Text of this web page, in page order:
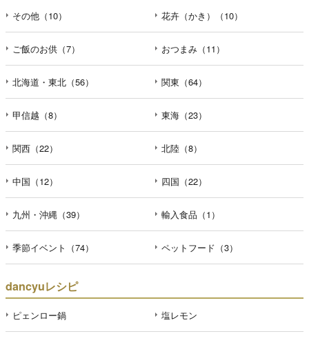
その他（10） 花卉（かき）（10）
ご飯のお供（7） おつまみ（11）
北海道・東北（56） 関東（64）
甲信越（8） 東海（23）
関西（22） 北陸（8）
中国（12） 四国（22）
九州・沖縄（39） 輸入食品（1）
季節イベント（74） ペットフード（3）
dancyuレシピ
ピェンロー鍋 塩レモン